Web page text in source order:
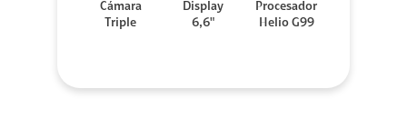
Cámara
Triple
Display
6,6"
Procesador
Helio G99